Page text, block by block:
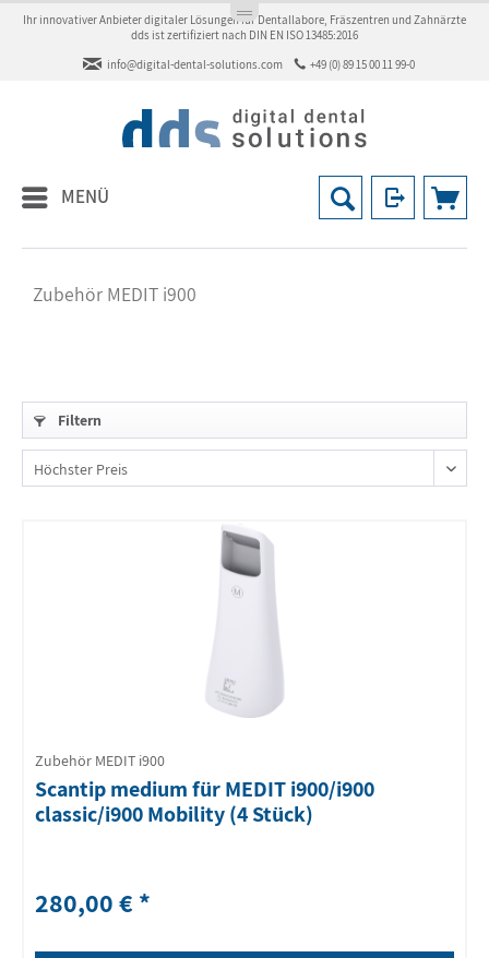
Ihr innovativer Anbieter digitaler Lösungen für Dentallabore, Fräszentren und Zahnärzte
dds ist zertifiziert nach DIN EN ISO 13485:2016
info@digital-dental-solutions.com
+49 (0) 89 15 00 11 99-0
MENÜ
Zubehör MEDIT i900
Filtern
Zubehör MEDIT i900
Scantip medium für MEDIT i900/i900
classic/i900 Mobility (4 Stück)
280,00 € *